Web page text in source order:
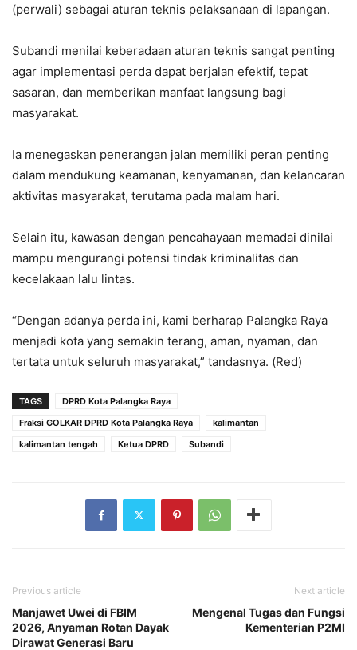
(perwali) sebagai aturan teknis pelaksanaan di lapangan.
Subandi menilai keberadaan aturan teknis sangat penting
agar implementasi perda dapat berjalan efektif, tepat
sasaran, dan memberikan manfaat langsung bagi
masyarakat.
Ia menegaskan penerangan jalan memiliki peran penting
dalam mendukung keamanan, kenyamanan, dan kelancaran
aktivitas masyarakat, terutama pada malam hari.
Selain itu, kawasan dengan pencahayaan memadai dinilai
mampu mengurangi potensi tindak kriminalitas dan
kecelakaan lalu lintas.
“Dengan adanya perda ini, kami berharap Palangka Raya
menjadi kota yang semakin terang, aman, nyaman, dan
tertata untuk seluruh masyarakat,” tandasnya. (Red)
TAGS
DPRD Kota Palangka Raya
Fraksi GOLKAR DPRD Kota Palangka Raya
kalimantan
kalimantan tengah
Ketua DPRD Subandi
Previous article
Manjawet Uwei di FBIM
2026, Anyaman Rotan Dayak
Dirawat Generasi Baru
Next article
Mengenal Tugas dan Fungsi
Kementerian P2MI